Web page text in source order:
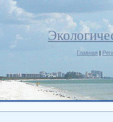
Главная |